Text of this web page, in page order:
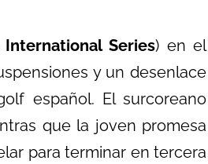
Series) en el
y un desenlace
español. El surcoreano
que la joven promesa
para terminar en tercera